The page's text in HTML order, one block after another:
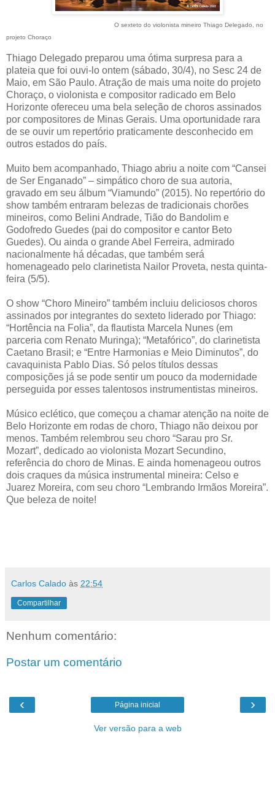
O sexteto do violonista mineiro Thiago Delegado, no
projeto Choraço
Thiago Delegado preparou uma ótima surpresa para a
plateia que foi ouvi-lo ontem (sábado, 30/4), no Sesc 24 de
Maio, em São Paulo. Atração de mais uma noite do projeto
Choraço, o violonista e compositor radicado em Belo
Horizonte ofereceu uma bela seleção de choros assinados
por compositores de Minas Gerais. Uma oportunidade rara
de se ouvir um repertório praticamente desconhecido em
outros estados do país.
Muito bem acompanhado, Thiago abriu a noite com “Cansei
de Ser Enganado” – simpático choro de sua autoria,
gravado em seu álbum “Viamundo” (2015). No repertório do
show também entraram belezas de tradicionais chorões
mineiros, como Belini Andrade, Tião do Bandolim e
Godofredo Guedes (pai do compositor e cantor Beto
Guedes). Ou ainda o grande Abel Ferreira, admirado
nacionalmente há décadas, que também será
homenageado pelo clarinetista Nailor Proveta, nesta quinta-
feira (5/5).
O show “Choro Mineiro” também incluiu deliciosos choros
assinados por integrantes do sexteto liderado por Thiago:
“Hortência na Folia”, da flautista Marcela Nunes (em
parceria com Renato Muringa); “Metafórico”, do clarinetista
Caetano Brasil; e “Entre Harmonias e Meio Diminutos”, do
cavaquinista Pablo Dias. Só pelos títulos dessas
composições já se pode sentir um pouco da modernidade
perseguida por esses talentosos instrumentistas mineiros.
Músico eclético, que começou a chamar atenção na noite de
Belo Horizonte em rodas de choro, Thiago não deixou por
menos. Também relembrou seu choro “Sarau pro Sr.
Mozart”, dedicado ao violonista Mozart Secundino,
referência do choro de Minas. E ainda homenageou outros
dois craques da música instrumental mineira: Celso e
Juarez Moreira, com seu choro “Lembrando Irmãos Moreira”.
Que beleza de noite!
Carlos Calado às 22:54
Compartilhar
Nenhum comentário:
Postar um comentário
‹ ›
Página inicial
Ver versão para a web